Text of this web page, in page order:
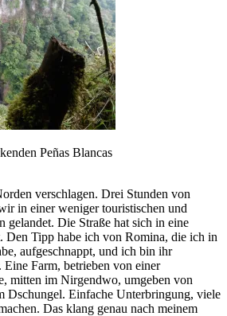
Peñas Blancas
verschlagen. Drei Stunden von
in einer weniger touristischen und
gelandet. Die Straße hat sich in eine
Den Tipp habe ich von Romina, die ich in
aufgeschnappt, und ich bin ihr
Farm, betrieben von einer
mitten im Nirgendwo, umgeben von
Dschungel. Einfache Unterbringung, viele
Das klang genau nach meinem